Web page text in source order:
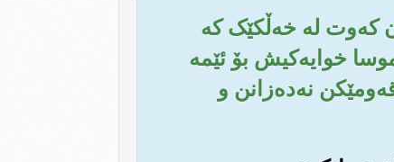
که‌وت له خه‌ڵکێک که
خوایه‌کیش بۆ ئێمه
نه‌ده‌زانن و